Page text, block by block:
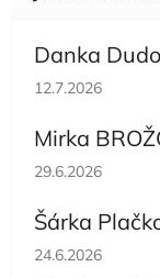
Danka
Hodnocení
12.7.2026
Mirka
Hodnocení
29.6.2026
Šárka
Hodnocení
24.6.2026